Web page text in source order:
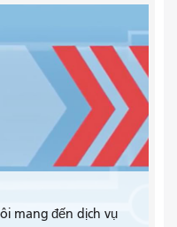
mang đến dịch vụ